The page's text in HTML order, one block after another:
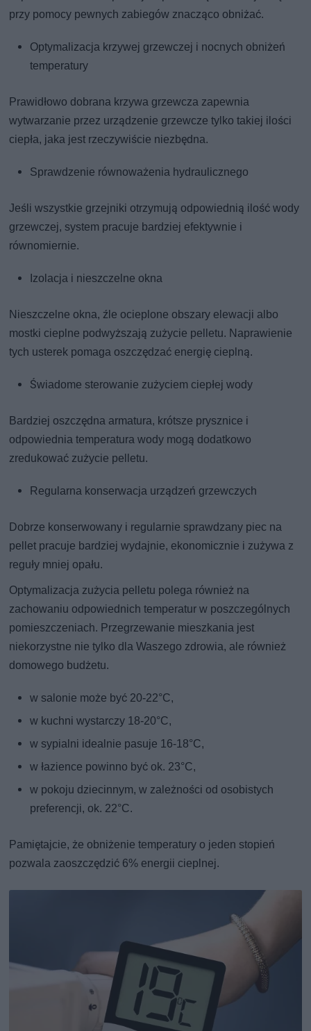
przy pomocy pewnych zabiegów znacząco obniżać.
Optymalizacja krzywej grzewczej i nocnych obniżeń
temperatury
Prawidłowo dobrana krzywa grzewcza zapewnia
wytwarzanie przez urządzenie grzewcze tylko takiej ilości
ciepła, jaka jest rzeczywiście niezbędna.
Sprawdzenie równoważenia hydraulicznego
Jeśli wszystkie grzejniki otrzymują odpowiednią ilość wody
grzewczej, system pracuje bardziej efektywnie i
równomiernie.
Izolacja i nieszczelne okna
Nieszczelne okna, źle ocieplone obszary elewacji albo
mostki cieplne podwyższają zużycie pelletu. Naprawienie
tych usterek pomaga oszczędzać energię cieplną.
Świadome sterowanie zużyciem ciepłej wody
Bardziej oszczędna armatura, krótsze prysznice i
odpowiednia temperatura wody mogą dodatkowo
zredukować zużycie pelletu.
Regularna konserwacja urządzeń grzewczych
Dobrze konserwowany i regularnie sprawdzany piec na
pellet pracuje bardziej wydajnie, ekonomicznie i zużywa z
reguły mniej opału.
Optymalizacja zużycia pelletu polega również na
zachowaniu odpowiednich temperatur w poszczególnych
pomieszczeniach. Przegrzewanie mieszkania jest
niekorzystne nie tylko dla Waszego zdrowia, ale również
domowego budżetu.
w salonie może być 20-22°C,
w kuchni wystarczy 18-20°C,
w sypialni idealnie pasuje 16-18°C,
w łazience powinno być ok. 23°C,
w pokoju dziecinnym, w zależności od osobistych
preferencji, ok. 22°C.
Pamiętajcie, że obniżenie temperatury o jeden stopień
pozwala zaoszczędzić 6% energii cieplnej.